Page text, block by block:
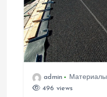
admin Материалы
496 views